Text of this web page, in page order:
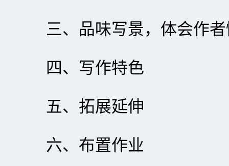
三、品味写景，体会作
四、写作特色
五、拓展延伸
六、布置作业